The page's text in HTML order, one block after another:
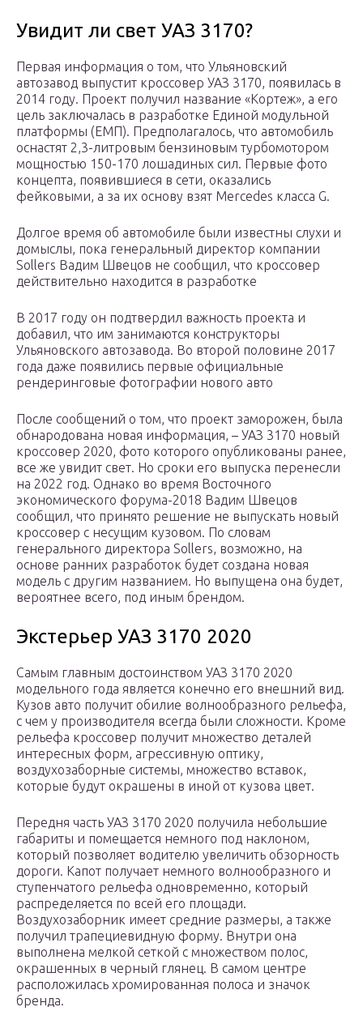
Увидит ли свет УАЗ 3170?
Первая информация о том, что Ульяновский
автозавод выпустит кроссовер УАЗ 3170, появилась в
2014 году. Проект получил название «Кортеж», а его
цель заключалась в разработке Единой модульной
платформы (ЕМП). Предполагалось, что автомобиль
оснастят 2,3-литровым бензиновым турбомотором
мощностью 150-170 лошадиных сил. Первые фото
концепта, появившиеся в сети, оказались
фейковыми, а за их основу взят Mercedes класса G.
Долгое время об автомобиле были известны слухи и
домыслы, пока генеральный директор компании
Sollers Вадим Швецов не сообщил, что кроссовер
действительно находится в разработке
В 2017 году он подтвердил важность проекта и
добавил, что им занимаются конструкторы
Ульяновского автозавода. Во второй половине 2017
года даже появились первые официальные
рендеринговые фотографии нового авто
После сообщений о том, что проект заморожен, была
обнародована новая информация, – УАЗ 3170 новый
кроссовер 2020, фото которого опубликованы ранее,
все же увидит свет. Но сроки его выпуска перенесли
на 2022 год. Однако во время Восточного
экономического форума-2018 Вадим Швецов
сообщил, что принято решение не выпускать новый
кроссовер с несущим кузовом. По словам
генерального директора Sollers, возможно, на
основе ранних разработок будет создана новая
модель с другим названием. Но выпущена она будет,
вероятнее всего, под иным брендом.
Экстерьер УАЗ 3170 2020
Самым главным достоинством УАЗ 3170 2020
модельного года является конечно его внешний вид.
Кузов авто получит обилие волнообразного рельефа,
с чем у производителя всегда были сложности. Кроме
рельефа кроссовер получит множество деталей
интересных форм, агрессивную оптику,
воздухозаборные системы, множество вставок,
которые будут окрашены в иной от кузова цвет.
Передня часть УАЗ 3170 2020 получила небольшие
габариты и помещается немного под наклоном,
который позволяет водителю увеличить обзорность
дороги. Капот получает немного волнообразного и
ступенчатого рельефа одновременно, который
распределяется по всей его площади.
Воздухозаборник имеет средние размеры, а также
получил трапециевидную форму. Внутри она
выполнена мелкой сеткой с множеством полос,
окрашенных в черный глянец. В самом центре
расположилась хромированная полоса и значок
бренда.